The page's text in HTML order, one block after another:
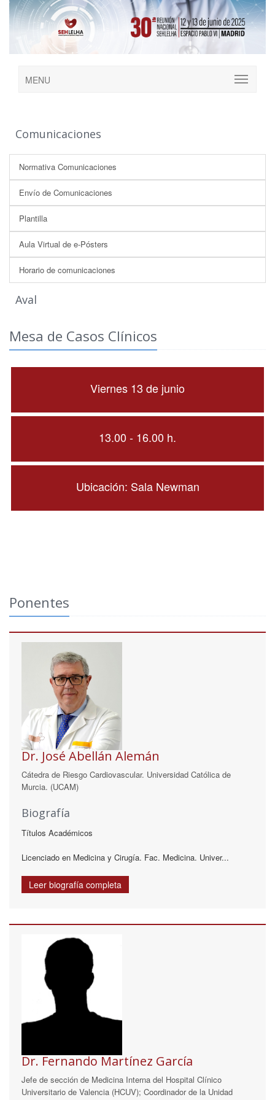
MENU
Comunicaciones
Normativa Comunicaciones
Envío de Comunicaciones
Plantilla
Aula Virtual de e-Pósters
Horario de comunicaciones
Aval
Mesa de Casos Clínicos
Viernes 13 de junio
13.00 - 16.00 h.
Ubicación: Sala Newman
Ponentes
Dr. José Abellán Alemán
Cátedra de Riesgo Cardiovascular. Universidad Católica de
Murcia. (UCAM)
Biografía
Títulos Académicos
Licenciado en Medicina y Cirugía. Fac. Medicina. Univer...
Leer biografía completa
Dr. Fernando Martínez García
Jefe de sección de Medicina Interna del Hospital Clínico
Universitario de Valencia (HCUV); Coordinador de la Unidad